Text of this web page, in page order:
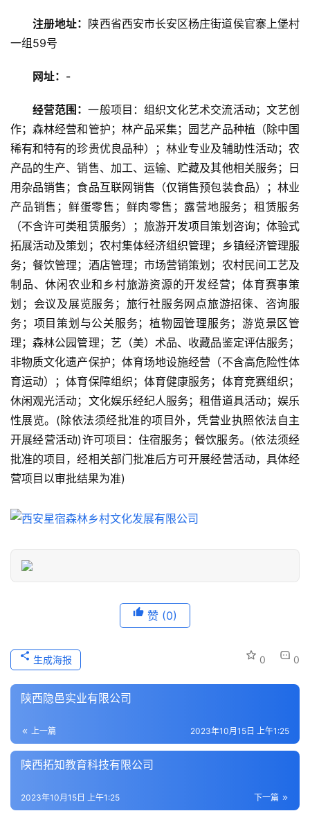
旅
旅
游
攻
略
美
食
特
产
热
门
景
点
旅
游
信
息
历
文
导
游
本
地
生
活
旅
游
市
登录 注册
注册地址： 陕西省西安市长安区杨庄街道侯官寨上堡村
一组59号
网址： -
经营范围：一般项目：组织文化艺术交流活动；文艺创
作；森林经营和管护；林产品采集；园艺产品种植（除中国
稀有和特有的珍贵优良品种）；林业专业及辅助性活动；农
产品的生产、销售、加工、运输、贮藏及其他相关服务；日
用杂品销售；食品互联网销售（仅销售预包装食品）；林业
产品销售；鲜蛋零售；鲜肉零售；露营地服务；租赁服务
（不含许可类租赁服务）；旅游开发项目策划咨询；体验式
拓展活动及策划；农村集体经济组织管理；乡镇经济管理服
务；餐饮管理；酒店管理；市场营销策划；农村民间工艺及
制品、休闲农业和乡村旅游资源的开发经营；体育赛事策
划；会议及展览服务；旅行社服务网点旅游招徕、咨询服
务；项目策划与公关服务；植物园管理服务；游览景区管
理；森林公园管理；艺（美）术品、收藏品鉴定评估服务；
非物质文化遗产保护；体育场地设施经营（不含高危险性体
育运动）；体育保障组织；体育健康服务；体育竞赛组织；
休闲观光活动；文化娱乐经纪人服务；租借道具活动；娱乐
性展览。(除依法须经批准的项目外，凭营业执照依法自主
开展经营活动)许可项目：住宿服务；餐饮服务。(依法须经
批准的项目，经相关部门批准后方可开展经营活动，具体经
营项目以审批结果为准)
赞 (0)
0 0
生成海报
陕西隐邑实业有限公司
上一篇 2023年10月15日 上午1:25
陕西拓知教育科技有限公司
下一篇
2023年10月15日 上午1:25